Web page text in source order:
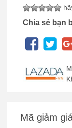
Chia sẻ bạn
Mã giảm